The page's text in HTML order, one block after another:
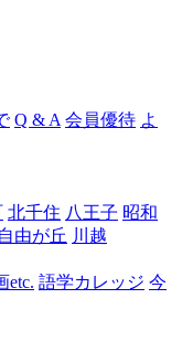
ャ
千
Q & A 会員優待 よ
北千住 八王子 昭和
自由が丘 川越
etc. 語学カレッジ 今